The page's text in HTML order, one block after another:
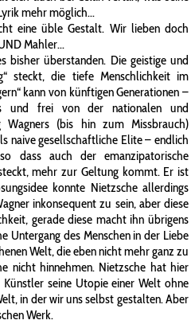
mehr möglich...
eine üble Gestalt. Wir lieben doch
Mahler...
bisher überstanden. Die geistige und
steckt, die tiefe Menschlichkeit im
kann von künftigen Generationen –
und frei von der nationalen und
Wagners (bis hin zum Missbrauch)
naive gesellschaftliche Elite – endlich
dass auch der emanzipatorische
mehr zur Geltung kommt. Er ist
konnte Nietzsche allerdings
inkonsequent zu sein, aber diese
gerade diese macht ihn übrigens
Untergang des Menschen in der Liebe
Welt, die eben nicht mehr ganz zu
nicht hinnehmen. Nietzsche hat hier
seine Utopie einer Welt ohne
in der wir uns selbst gestalten. Aber
Werk.